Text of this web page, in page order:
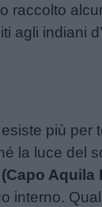
raccolto
agli indiani
più per
la luce del
(Capo Aquila
interno.